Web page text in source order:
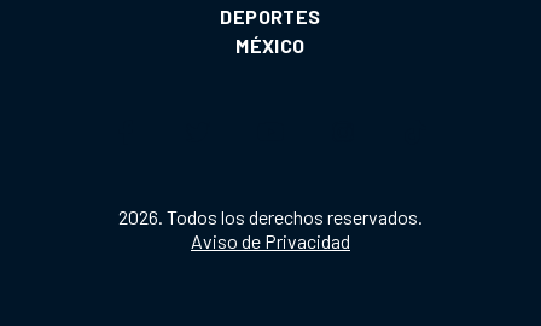
DEPORTES
MÉXICO
2026. Todos los derechos reservados.
Aviso de Privacidad